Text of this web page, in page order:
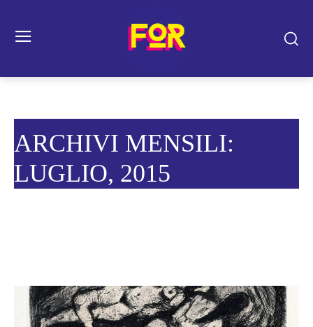
ARCHIVI MENSILI:
LUGLIO, 2015